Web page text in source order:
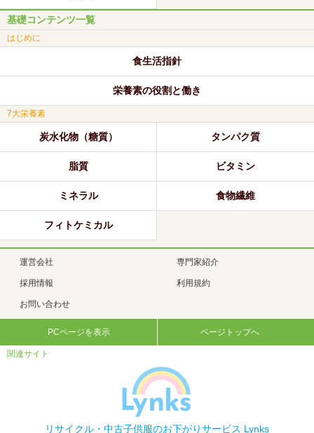
基礎コンテンツ一覧
はじめに
食生活指針
栄養素の役割と働き
7大栄養素
炭水化物（糖質） タンパク質
脂質 ビタミン
ミネラル 食物繊維
フィトケミカル
運営会社 専門家紹介
採用情報 利用規約
お問い合わせ
PCページを表示 ページトップへ
関連サイト
リサイクル・中古子供服のお下がりサービス Lynks